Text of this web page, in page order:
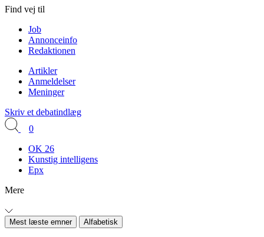
Find vej til
Job
Annonceinfo
Redaktionen
Artikler
Anmeldelser
Meninger
Skriv et debatindlæg
0
OK 26
Kunstig intelligens
Epx
Mere
Mest læste emner Alfabetisk